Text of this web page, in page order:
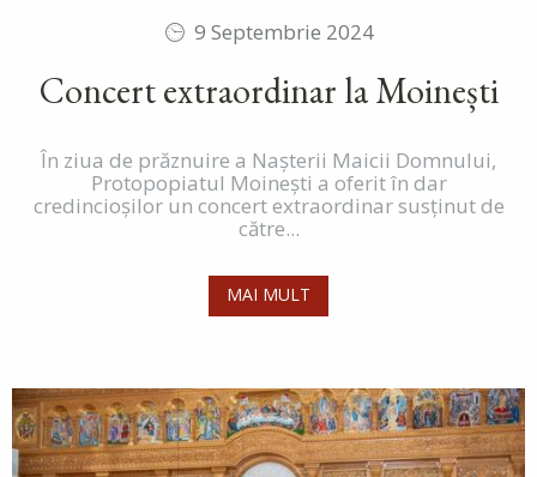
9 Septembrie 2024
Concert extraordinar la Moinești
În ziua de prăznuire a Nașterii Maicii Domnului,
Protopopiatul Moinești a oferit în dar
credincioșilor un concert extraordinar susținut de
către...
MAI MULT